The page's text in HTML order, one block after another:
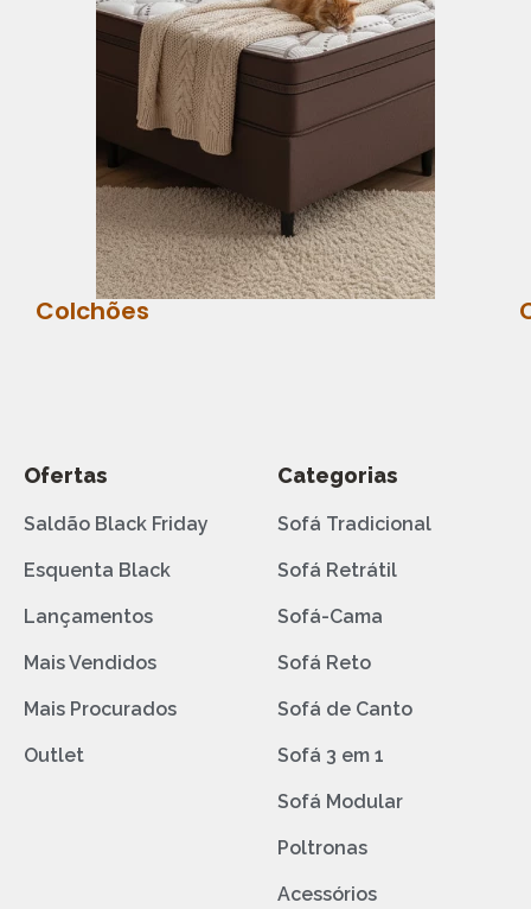
Colchões
Ofertas
Saldão Black Friday
Esquenta Black
Lançamentos
Mais Vendidos
Mais Procurados
Outlet
Categorias
Sofá Tradicional
Sofá Retrátil
Sofá-Cama
Sofá Reto
Sofá de Canto
Sofá 3 em 1
Sofá Modular
Poltronas
Acessórios